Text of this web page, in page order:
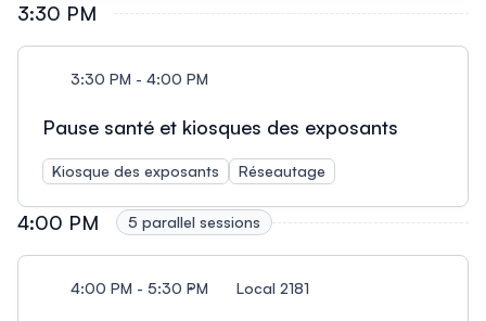
Université de Limoges, France)
3:30 PM
3:30 PM - 4:00 PM
Pause santé et kiosques des exposants
Kiosque des exposants Réseautage
4:00 PM 5 parallel sessions
4:00 PM - 5:30 PM Local 2181